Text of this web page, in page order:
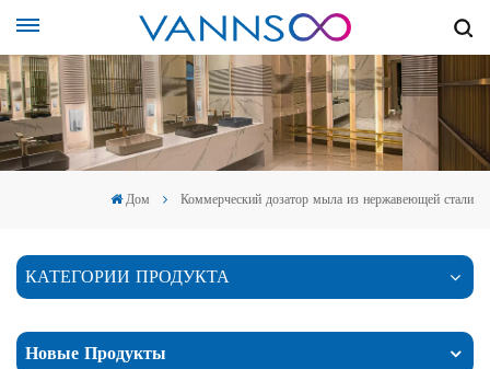
Дом Коммерческий дозатор мыла из нержавеющей стали
КАТЕГОРИИ ПРОДУКТА
Новые Продукты